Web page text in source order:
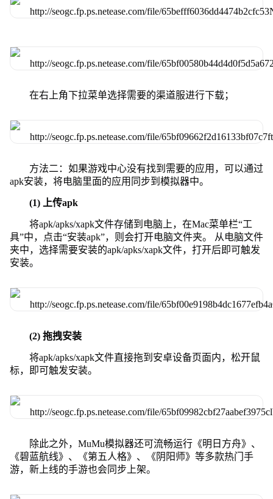
在右上角下拉菜单选择需要的渠道服进行下载；
方法二：如果游戏中心没有找到需要的应用，可以通过
apk安装，将电脑里面的应用同步到模拟器中。
(1) 上传apk
将apk/apks/xapk文件存储到电脑上，在Mac菜单栏“工
具”中，点击“安装apk”，则会打开电脑文件夹。 从电脑文件
夹中，选择需要安装的apk/apks/xapk文件，打开后即可触发
安装。
(2) 拖拽安装
将apk/apks/xapk文件直接拖到安卓设备页面内，松开鼠
标，即可触发安装。
除此之外，MuMu模拟器还可流畅运行《明日方舟》、
《碧蓝航线》、《第五人格》、《阴阳师》等多款热门手
游，新上线的手游也会同步上架。